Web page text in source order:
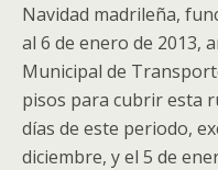
Navidad madrileña,
al 6 de enero de 2013,
Municipal de
pisos para cubrir esta
días de este periodo,
diciembre, y el 5 de